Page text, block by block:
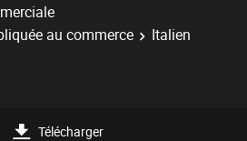
au commerce
Italien
Télécharger